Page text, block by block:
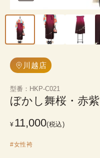
川越店
型番 ： HKP-C021
ぼかし舞桜・赤紫
¥ 11,000(税込)
#女性袴